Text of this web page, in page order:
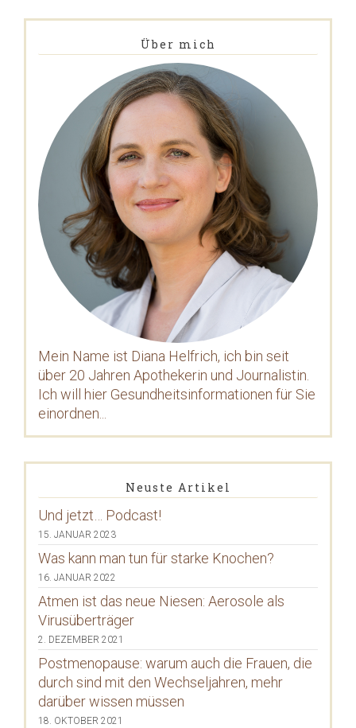
Über mich
Mein Name ist Diana Helfrich, ich bin seit
über 20 Jahren Apothekerin und Journalistin.
Ich will hier Gesundheitsinformationen für Sie
einordnen...
Neuste Artikel
Und jetzt… Podcast!
15. JANUAR 2023
Was kann man tun für starke Knochen?
16. JANUAR 2022
Atmen ist das neue Niesen: Aerosole als
Virusüberträger
2. DEZEMBER 2021
Postmenopause: warum auch die Frauen, die
durch sind mit den Wechseljahren, mehr
darüber wissen müssen
18. OKTOBER 2021